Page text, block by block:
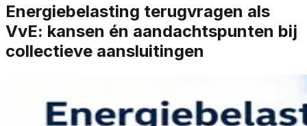
Energiebelasting terugvragen als
VvE: kansen én aandachtspunten bij
collectieve aansluitingen